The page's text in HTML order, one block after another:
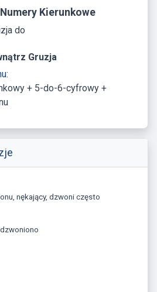
Kierunkowe
do
Gruzja
+ 5-do-6-cyfrowy +
nękający, dzwoni często
dzwoniono